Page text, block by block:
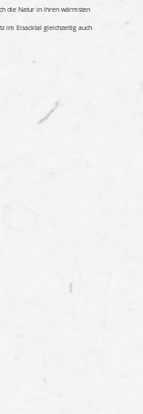
die Natur in ihren wärmsten
im Eisacktal gleichzeitig auch